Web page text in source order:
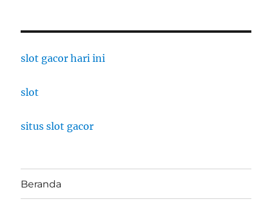
slot gacor hari ini
slot
situs slot gacor
Beranda